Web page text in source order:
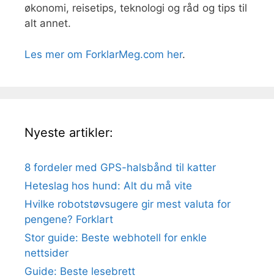
økonomi, reisetips, teknologi og råd og tips til
alt annet.
Les mer om ForklarMeg.com her.
Nyeste artikler:
8 fordeler med GPS-halsbånd til katter
Heteslag hos hund: Alt du må vite
Hvilke robotstøvsugere gir mest valuta for
pengene? Forklart
Stor guide: Beste webhotell for enkle
nettsider
Guide: Beste lesebrett